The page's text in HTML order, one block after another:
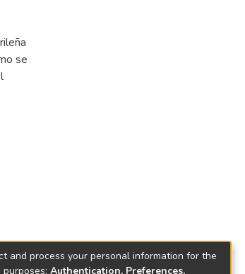
se
and process your personal information for the
Authentication, Preferences,